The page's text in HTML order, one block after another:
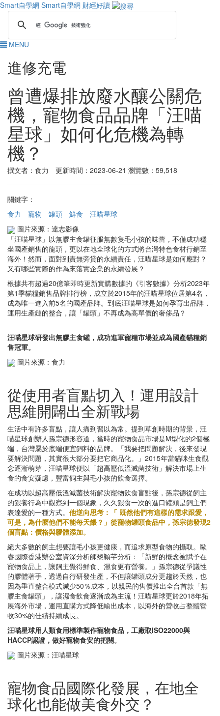
Smart自學網 Smart自學網 財經好讀
MENU
進修充電
曾遭爆排放廢水釀公關危
機，寵物食品品牌「汪喵
星球」如何化危機為轉
機？
撰文者：食力 更新時間：2023-06-21 瀏覽數：59,518
關鍵字：
食力
寵物 罐頭 鮮食
汪喵星球
圖片來源：達志影像
「汪喵星球」以無膠主食罐征服無數隻毛小孩的味蕾，不僅成功穩
坐國產銷售的龍頭，更以在地全球化的方式將台灣特色食材行銷至
海外！然而，面對到責無旁貸的永續責任，汪喵星球是如何應對？
又有哪些實際的作為來落實企業的永續發展？
根據共有超過20億筆即時更新實購數據的《引客數據》分析2023年
第1季貓糧銷售品牌排行榜，成立於2015年的汪喵星球位居第4名，
成為唯一進入前5名的國產品牌。到底汪喵星球是如何孕育出品牌，
運用生產鏈的整合，讓「罐頭」不再成為高單價的奢侈品？
汪喵星球研發出無膠主食罐，成功進軍寵糧市場並成為國產貓糧銷
售冠軍。
圖片來源：食力
從使用者盲點切入！運用設計
思維開闢出全新戰場
生活中有許多盲點，讓人痛到習以為常。提到草創時期的背景，汪
喵星球創辦人孫宗德形容道，當時的寵物食品市場是M型化的2個極
端，台灣屬於底端便宜飼料的品牌。「我要把問題解決，後來發現
要解決問題，其實很大部分要把它商品化。」2015年當貓咪生食觀
念逐漸萌芽，汪喵星球便以「超高壓低溫滅菌技術」解決市場上生
食的食安疑慮，豐富飼主與毛小孩的飲食選擇。
在成功以超高壓低溫滅菌技術解決寵物飲食盲點後，孫宗德從飼主
的餵養行為中觀察到一個現象，久久餵食一次的進口罐頭是飼主們
表達愛的一種方式。 他逆向思考：「 既然他們有這樣的需求跟愛，
可是，為什麼他們不能每天餵？」從寵物罐頭食品中，孫宗德發現2
個盲點：價格與膠體添加。
絕大多數的飼主想要讓毛小孩更健康，而追求原型食物的攝取。歐
睿國際香港辦公室資深分析師黎穎芊分析：「新鮮的概念被賦予在
寵物食品上，讓飼主覺得鮮食、濕食更有營養。」孫宗德從爭議性
的膠體著手，透過自行研發生產，不但讓罐頭成分更趨於天然，也
因為垂直整合模式減少50％成本，以親民的售價推出全台首款「無
膠主食罐頭」，讓濕食飲食逐漸成為主流！汪喵星球更於2018年拓
展海外市場，運用直購方式降低輸出成本，以海外的營收占整體營
收30%的佳績持續成長。
汪喵星球用人類食用標準製作寵物食品，工廠取ISO22000與
HACCP認證，做好寵物食安的把關。
圖片來源：汪喵星球
寵物食品國際化發展，在地全
球化也能做美食外交？